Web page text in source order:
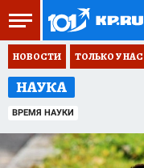
НОВОСТИ ТОЛЬКО У НАС
НАУКА
ВРЕМЯ НАУКИ